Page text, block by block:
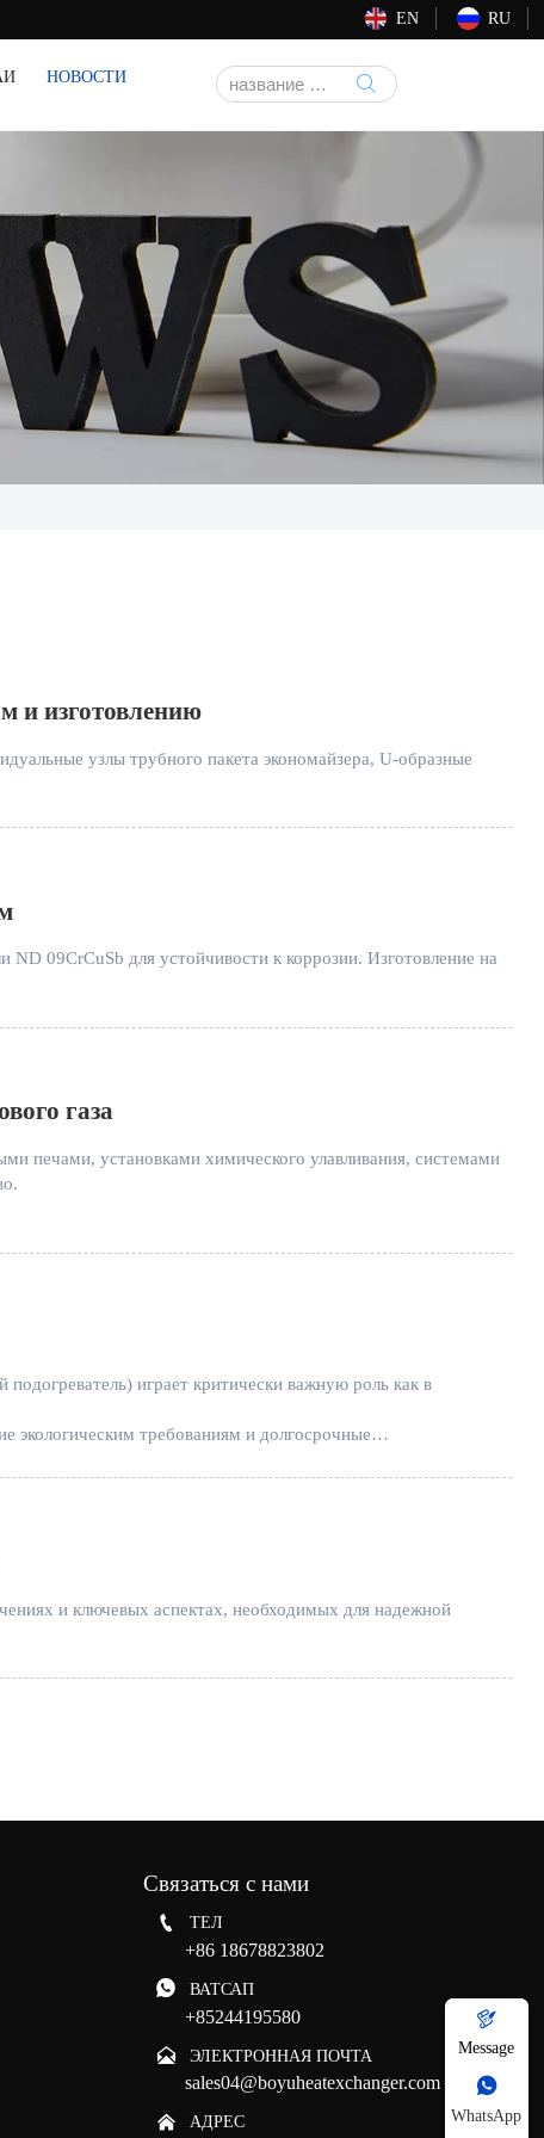
EN RU
НОВОСТИ

и изготовлению
узлы трубного пакета экономайзера, U-образные
ND 09CrCuSb для устойчивости к коррозии. Изготовление на
газа
печами, установками химического улавливания, системами
играет критически важную роль как в
экологическим требованиям и долгосрочные
и ключевых аспектах, необходимых для надежной
Связаться с нами
 ТЕЛ
+86 18678823802
 ВАТСАП
+85244195580
 ЭЛЕКТРОННАЯ ПОЧТА
sales04@boyuheatexchanger.com
 АДРЕС

Message

WhatsApp